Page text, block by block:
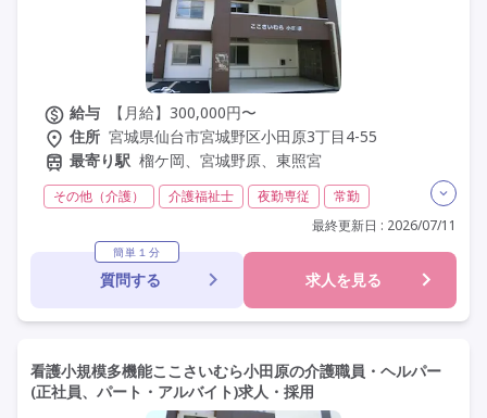
給与
【月給】300,000円〜
住所 宮城県仙台市宮城野区小田原3丁目4-55
最寄り駅 榴ケ岡、宮城野原、東照宮
その他（介護） 介護福祉士 夜勤専従
常勤
託児所・保育支援あり
未経験歓迎 定年60歳以上
車通勤可
資格取得支援
最終更新日 : 2026/07/11
簡単１分
質問する 求人を見る
看護小規模多機能ここさいむら小田原の介護職員・ヘルパー
(正社員、パート・アルバイト)求人・採用